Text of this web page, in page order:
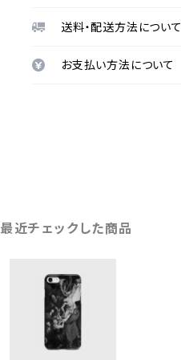
送料・配送方法について
お支払い方法について
最近チェックした商品